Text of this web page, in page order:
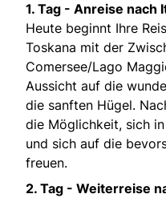
1. Tag - Anreise nach
Heute beginnt Ihre
Toskana mit der
Comersee/Lago
Aussicht auf die
die sanften Hügel.
die Möglichkeit, sich
und sich auf die
freuen.
2. Tag - Weiterreise